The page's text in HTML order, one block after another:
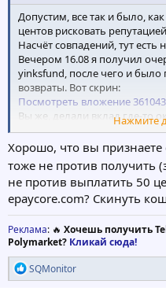
Допустим, все так и было,
центов рисковать
Насчёт совпадений, тут
Вечером 16.08 я получил
yinksfund, после чего и
возвраты. Вот скрин:
Посмотреть вложение 361043
Вы же, делали вклад где-то
скринам в теме.
Есть очень небольшая доля
отключения рефки и ваш
минуты).
Специально, никто бы такого
палево.
Что же касается обращения
теорий. Опять же, можно
записалось в базу данных
Я тут пересмотрел
их сайт:
Нажмите
Хорошо, что вы признаете
тоже не против получить
не против выплатить 50
epaycore.com? Скинуть
Реклама: 🔥 Хочешь получить
Polymarket? Кликай сюда!
Р
е
SQMonitor